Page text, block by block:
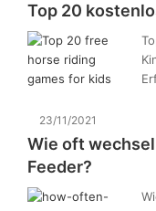
Top 20
23/11/2021
Wie oft
Feeder?